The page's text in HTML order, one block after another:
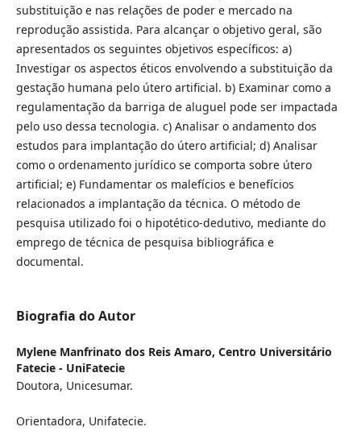
substituição e nas relações de poder e mercado na
reprodução assistida. Para alcançar o objetivo geral, são
apresentados os seguintes objetivos específicos: a)
Investigar os aspectos éticos envolvendo a substituição da
gestação humana pelo útero artificial. b) Examinar como a
regulamentação da barriga de aluguel pode ser impactada
pelo uso dessa tecnologia. c) Analisar o andamento dos
estudos para implantação do útero artificial; d) Analisar
como o ordenamento jurídico se comporta sobre útero
artificial; e) Fundamentar os malefícios e benefícios
relacionados a implantação da técnica. O método de
pesquisa utilizado foi o hipotético-dedutivo, mediante do
emprego de técnica de pesquisa bibliográfica e
documental.
Biografia do Autor
Mylene Manfrinato dos Reis Amaro, Centro Universitário
Fatecie - UniFatecie
Doutora, Unicesumar.
Orientadora, Unifatecie.